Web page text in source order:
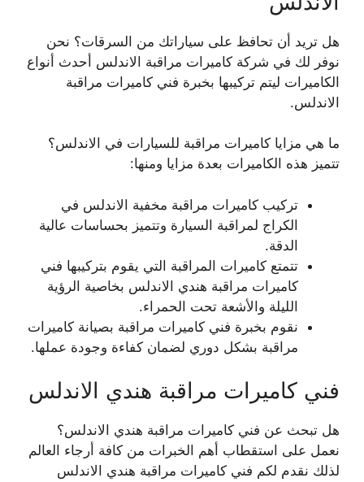
هل تريد أن تحافظ على سياراتك من السرقات؟ نحن
نوفر لك في شركة كاميرات مراقبة الاندلس أحدث أنواع
الكاميرات ليتم تركيبها بخبرة فني كاميرات مراقبة
الاندلس.
ما هي مزايا كاميرات مراقبة للسيارات في الاندلس؟
تتميز هذه الكاميرات بعدة مزايا ومنها:
تركيب كاميرات مراقبة مخفية الاندلس في
الكراج لمراقبة السيارة وتتميز بحساسات عالية
الدقة.
تتمتع كاميرات المراقبة التي يقوم بتركيبها فني
كاميرات مراقبة هندي الاندلس بخاصية الرؤية
الليلة والأشعة تحت الحمراء.
نقوم بخبرة فني كاميرات مراقبة بصيانة كاميرات
مراقبة بشكل دوري لضمان كفاءة وجودة عملها.
فني كاميرات مراقبة هندي الاندلس
هل تبحث عن فني كاميرات مراقبة هندي الاندلس؟
نعمل على استقطاب أهم الخبرات من كافة أرجاء العالم
لذلك نقدم لكم فني كاميرات مراقبة هندي الاندلس